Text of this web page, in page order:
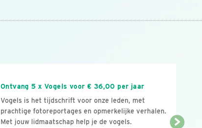
Ontvang 5 x Vogels voor € 36,00 per jaar
Vogels is het tijdschrift voor onze leden, met
prachtige fotoreportages en opmerkelijke verhalen.
Met jouw lidmaatschap help je de vogels.